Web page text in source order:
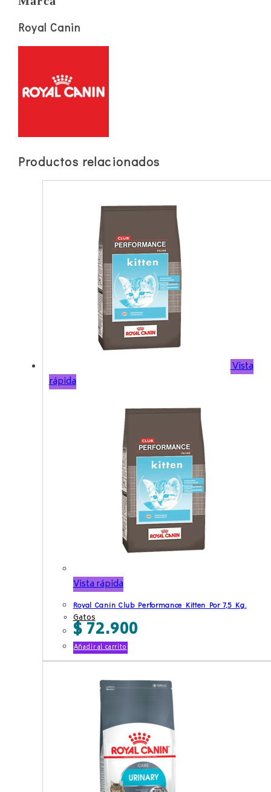
Royal Canin
Productos relacionados
Vista
rápida
Vista rápida
Royal Canin Club Performance Kitten Por 7,5 Kg.
Gatos
$72.900
Añadir al carrito